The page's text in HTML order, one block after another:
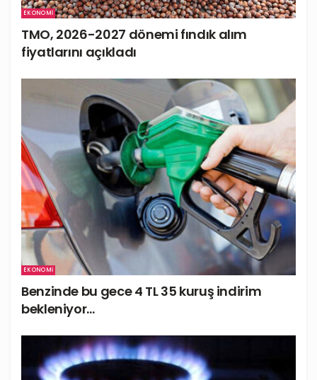
EKONOMI
TMO, 2026-2027 dönemi fındık alım
fiyatlarını açıkladı
EKONOMI
Benzinde bu gece 4 TL 35 kuruş indirim
bekleniyor…